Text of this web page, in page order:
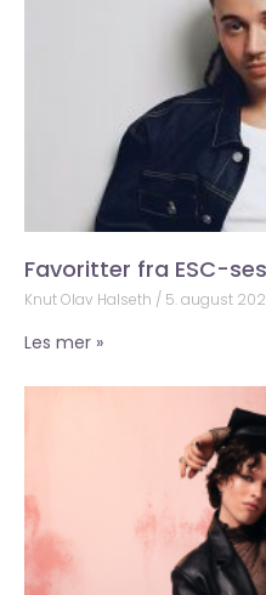
Favoritter fra ESC-
Knut Olav Halseth 5. august
Les mer »